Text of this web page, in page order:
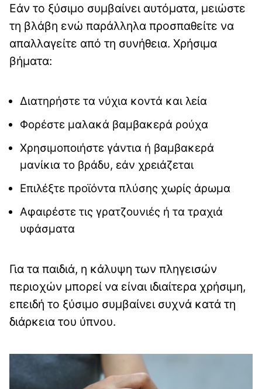
Εάν το ξύσιμο συμβαίνει αυτόματα, μειώστε
τη βλάβη ενώ παράλληλα προσπαθείτε να
απαλλαγείτε από τη συνήθεια. Χρήσιμα
βήματα:
Διατηρήστε τα νύχια κοντά και λεία
Φορέστε μαλακά βαμβακερά ρούχα
Χρησιμοποιήστε γάντια ή βαμβακερά
μανίκια το βράδυ, εάν χρειάζεται
Επιλέξτε προϊόντα πλύσης χωρίς άρωμα
Αφαιρέστε τις γρατζουνιές ή τα τραχιά
υφάσματα
Για τα παιδιά, η κάλυψη των πληγεισών
περιοχών μπορεί να είναι ιδιαίτερα χρήσιμη,
επειδή το ξύσιμο συμβαίνει συχνά κατά τη
διάρκεια του ύπνου.